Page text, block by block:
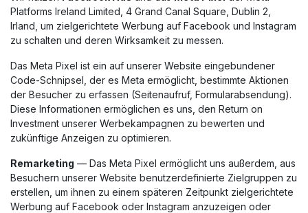
Platforms Ireland Limited, 4 Grand Canal Square, Dublin 2,
Irland, um zielgerichtete Werbung auf Facebook und Instagram
zu schalten und deren Wirksamkeit zu messen.
Das Meta Pixel ist ein auf unserer Website eingebundener
Code-Schnipsel, der es Meta ermöglicht, bestimmte Aktionen
der Besucher zu erfassen (Seitenaufruf, Formularabsendung).
Diese Informationen ermöglichen es uns, den Return on
Investment unserer Werbekampagnen zu bewerten und
zukünftige Anzeigen zu optimieren.
Remarketing — Das Meta Pixel ermöglicht uns außerdem, aus
Besuchern unserer Website benutzerdefinierte Zielgruppen zu
erstellen, um ihnen zu einem späteren Zeitpunkt zielgerichtete
Werbung auf Facebook oder Instagram anzuzeigen oder